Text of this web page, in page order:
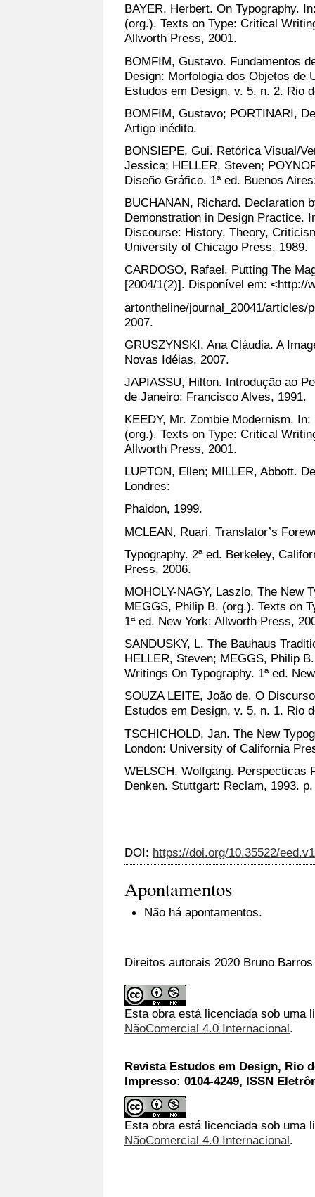
BAYER, Herbert. On Typography.
(org.). Texts on Type: Critical
Allworth Press, 2001.
BOMFIM, Gustavo. Fundamentos
Design: Morfologia dos Objetos de
Estudos em Design, v. 5, n. 2. Rio
BOMFIM, Gustavo; PORTINARI,
Artigo inédito.
BONSIEPE, Gui. Retórica Visual/
Jessica; HELLER, Steven;
Diseño Gráfico. 1ª ed. Buenos
BUCHANAN, Richard. Declaration
Demonstration in Design Practice.
Discourse: History, Theory,
University of Chicago Press, 1989.
CARDOSO, Rafael. Putting The
[2004/1(2)]. Disponível em: <http://
artontheline/journal_20041/articles/
2007.
GRUSZYNSKI, Ana Cláudia. A
Novas Idéias, 2007.
JAPIASSU, Hilton. Introdução ao
de Janeiro: Francisco Alves, 1991.
KEEDY, Mr. Zombie Modernism.
(org.). Texts on Type: Critical
Allworth Press, 2001.
LUPTON, Ellen; MILLER, Abbott.
Londres:
Phaidon, 1999.
MCLEAN, Ruari. Translator’s
Typography. 2ª ed. Berkeley,
Press, 2006.
MOHOLY-NAGY, Laszlo. The New
MEGGS, Philip B. (org.). Texts on
1ª ed. New York: Allworth Press,
SANDUSKY, L. The Bauhaus
HELLER, Steven; MEGGS, Philip
Writings On Typography. 1ª ed.
SOUZA LEITE, João de. O
Estudos em Design, v. 5, n. 1. Rio
TSCHICHOLD, Jan. The New
London: University of California
WELSCH, Wolfgang. Perspecticas
Denken. Stuttgart: Reclam, 1993.
DOI: https://doi.org/10.35522/
Apontamentos
Não há apontamentos.
Direitos autorais 2020 Bruno Barros
Esta obra está licenciada sob uma
NãoComercial 4.0 Internacional.
Revista Estudos em Design, Rio
Impresso: 0104-4249, ISSN
Esta obra está licenciada sob uma
NãoComercial 4.0 Internacional.